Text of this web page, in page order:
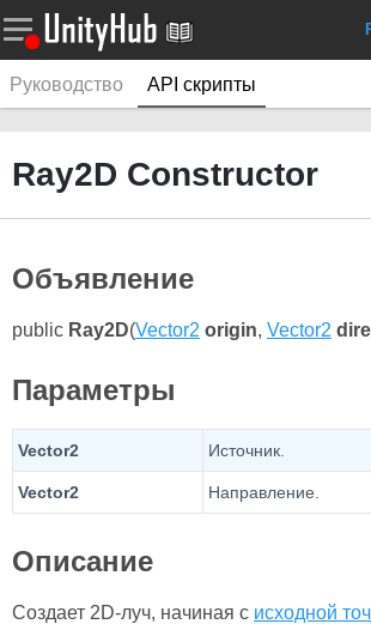
Руководство API скрипты
Ray2D Constructor
Объявление
public Ray2D(Vector2 origin, Vector2
Параметры
Vector2 Источник.
Vector2 Направление.
Описание
Создает 2D-луч, начиная с исходной